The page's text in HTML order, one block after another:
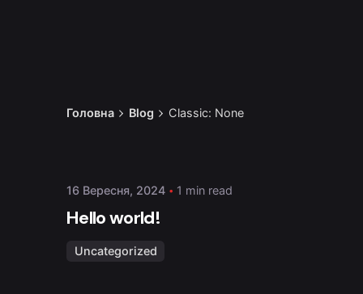
Головна Blog Classic: None
admin
16 Вересня, 2024 1 min read
Hello world!
Uncategorized